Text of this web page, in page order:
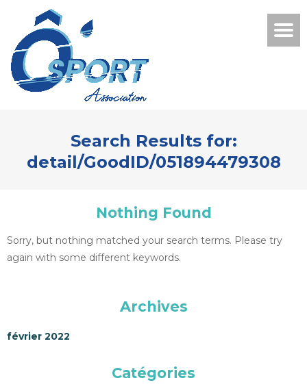
Search Results for:
detail/GoodID/051894479308
Nothing Found
Sorry, but nothing matched your search terms. Please try
again with some different keywords.
Archives
février 2022
Catégories